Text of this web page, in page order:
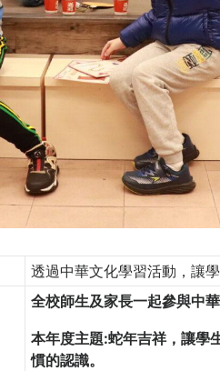
透過中華文化學習活動，讓
全校師生及家長一起參與中
本年度主題:蛇年吉祥，讓學
慣的認識。